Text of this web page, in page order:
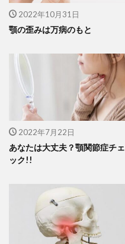
2022年10月31日
顎の歪みは万病のもと
2022年7月22日
あなたは大丈夫？顎関節症チェ
ック!!